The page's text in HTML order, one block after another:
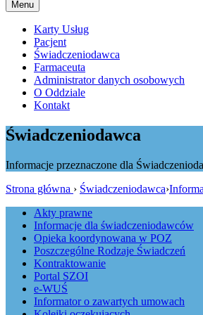
Menu
Karty Usług
Pacjent
Świadczeniodawca
Farmaceuta
Administrator danych osobowych
O Oddziale
Kontakt
Świadczeniodawca
Informacje przeznaczone dla
Strona główna › Świadczeniodawca›
Akty prawne
Informacje dla świadczeniodawców
Opieka koordynowana w POZ
Poszczególne Rodzaje Świadczeń
Kontraktowanie
Portal SZOI
e-WUŚ
Informator o zawartych umowach